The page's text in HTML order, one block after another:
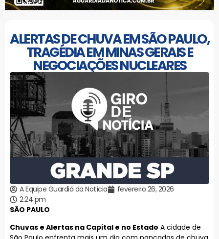
ALERTAS DE CHUVA EM SÃO PAULO,
TRAGÉDIA EM MINAS GERAIS E
NEGOCIAÇÕES NUCLEARES
A Equipe Guardiã da Notícia
fevereiro 26, 2026
2:24 pm
SÃO PAULO
Chuvas e Alertas na Capital e no Estado A cidade de